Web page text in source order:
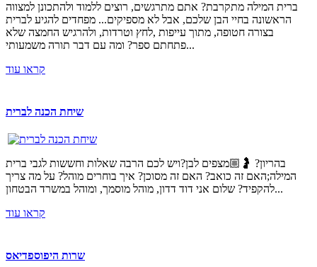
ברית המילה מתקרבת? אתם מתרגשים, רוצים ללמוד ולהתכונן למצווה
הראשונה בחיי הבן שלכם, אבל לא מספיקים... מפחדים להגיע לברית
בצורה חטופה, מתוך עייפות ,לחץ וטרדות, ולהרגיש החמצה שלא
פתחתם ספר? ומה עם דבר תורה משמעותי...
קראו עוד
שיחת הכנה לברית
בהריון? 🤰🏼מצפים לבן?ויש לכם הרבה שאלות וחששות לגבי ברית
המילה;האם זה כואב? האם זה מסוכן? איך בוחרים מוהל? על מה צריך
להקפיד? שלום אני דוד דדון, מוהל מוסמך, ומוהל במשרד הבטחון...
קראו עוד
שרות היפוספדיאס